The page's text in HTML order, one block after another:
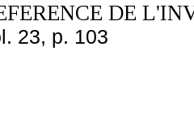
DE
23, p. 103